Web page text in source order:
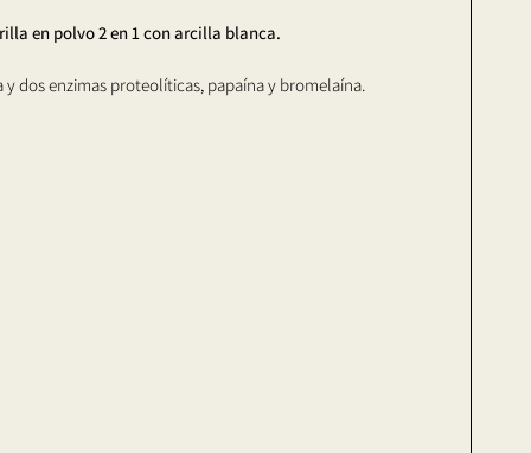
en polvo 2 en 1 con arcilla blanca.
dos enzimas proteolíticas, papaína y bromelaína.